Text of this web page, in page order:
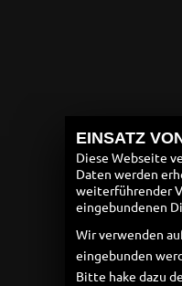
EINSATZ
Diese Webseite
Daten werden
weiterführender
eingebundenen
Wir verwenden
eingebunden
Bitte hake dazu